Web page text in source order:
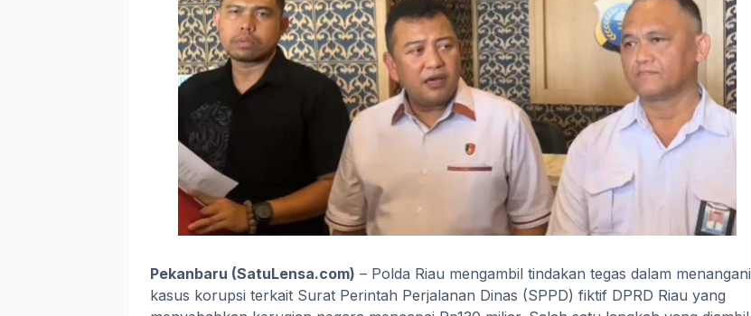
Pekanbaru (SatuLensa.com) – Polda Riau mengambil tindakan tegas dalam menangani
kasus korupsi terkait Surat Perintah Perjalanan Dinas (SPPD) fiktif DPRD Riau yang